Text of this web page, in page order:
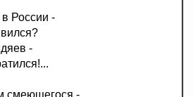
России -
-